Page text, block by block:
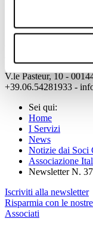
prima volta salvare
"memorizza i dati di
Nel caso in cui non vi
credenziali di
V.le Pasteur, 10 -
+39.06.54281933 -
Sei qui:
Home
I Servizi
News
Notizie dai Soci
Associazione
Newsletter N.
Iscriviti alla newsletter
Risparmia con le
Associati